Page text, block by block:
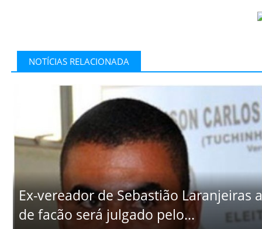
NOTÍCIAS RELACIONADA
Ex-vereador de Sebastião
de facão será julgado pelo...